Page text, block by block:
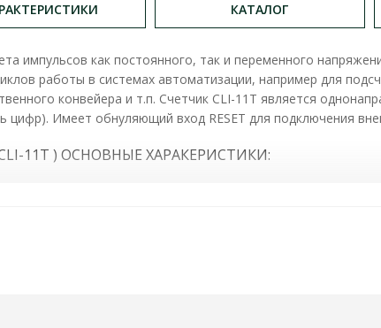
КАТАЛОГ
импульсов как постоянного, так и переменного
работы в системах автоматизации, например для
конвейера и т.п. Счетчик CLI-11T является
цифр). Имеет обнуляющий вход RESET для подключения
11T ) ОСНОВНЫЕ ХАРАКЕРИСТИКИ:
45х23 мм